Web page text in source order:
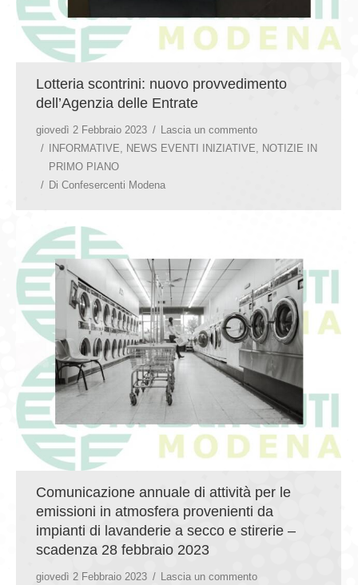
Lotteria scontrini: nuovo provvedimento
dell’Agenzia delle Entrate
giovedì 2 Febbraio 2023
Lascia un commento
INFORMATIVE, NEWS EVENTI INIZIATIVE, NOTIZIE IN
PRIMO PIANO
Di Confesercenti Modena
Comunicazione annuale di attività per le
emissioni in atmosfera provenienti da
impianti di lavanderie a secco e stirerie –
scadenza 28 febbraio 2023
giovedì 2 Febbraio 2023 Lascia un commento